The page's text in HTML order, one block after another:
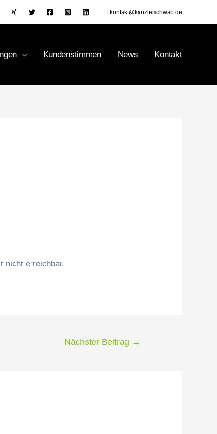
kontakt@kanzleischwab.de
Kundenstimmen News Kontakt
nicht erreichbar.
Nächster Beitrag →